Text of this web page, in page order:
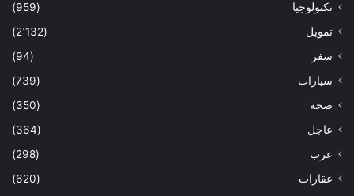
تكنولوجيا
(959)
تمويل
(2٬132)
سفر
(94)
سيارات
(739)
صحة
(350)
عاجل
(364)
عرب
(298)
عقارات
(620)